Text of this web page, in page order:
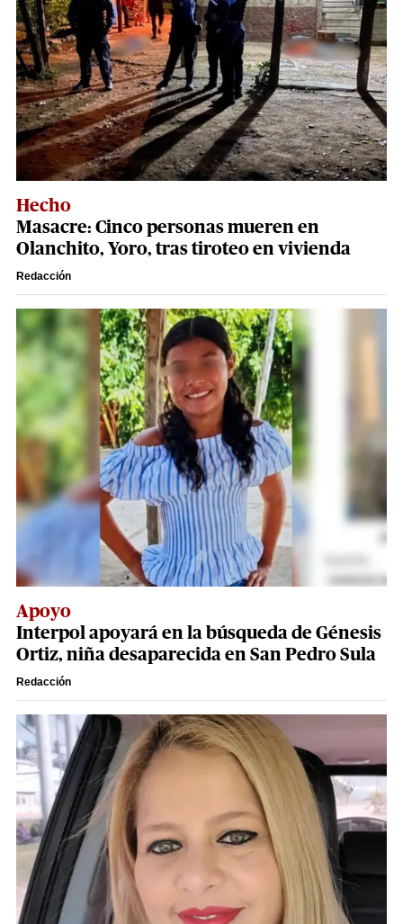
Hecho
Masacre: Cinco personas mueren en
Olanchito, Yoro, tras tiroteo en vivienda
Redacción
Apoyo
Interpol apoyará en la búsqueda de Génesis
Ortiz, niña desaparecida en San Pedro Sula
Redacción